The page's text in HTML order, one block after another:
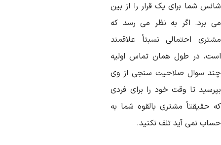
شما برای یک قرار را از بین
برد. اگر به نظر می رسد که
احتمالی نسبتاً علاقمند
در طول همان تماس اولیه
سوال صلاحیت سنجی از وی
تا وقت خود را برای فردی
حقیقتاً مشتری بالقوه شما به
نمی آید تلف نکنید.